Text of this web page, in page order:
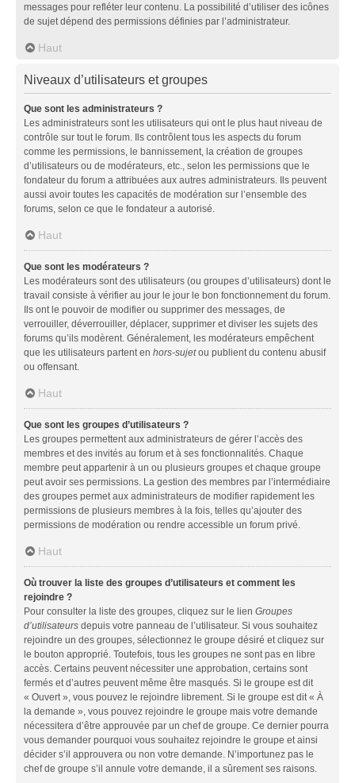
messages pour refléter leur contenu. La possibilité d’utiliser des icônes
de sujet dépend des permissions définies par l’administrateur.
Haut
Niveaux d’utilisateurs et groupes
Que sont les administrateurs ?
Les administrateurs sont les utilisateurs qui ont le plus haut niveau de
contrôle sur tout le forum. Ils contrôlent tous les aspects du forum
comme les permissions, le bannissement, la création de groupes
d’utilisateurs ou de modérateurs, etc., selon les permissions que le
fondateur du forum a attribuées aux autres administrateurs. Ils peuvent
aussi avoir toutes les capacités de modération sur l’ensemble des
forums, selon ce que le fondateur a autorisé.
Haut
Que sont les modérateurs ?
Les modérateurs sont des utilisateurs (ou groupes d’utilisateurs) dont le
travail consiste à vérifier au jour le jour le bon fonctionnement du forum.
Ils ont le pouvoir de modifier ou supprimer des messages, de
verrouiller, déverrouiller, déplacer, supprimer et diviser les sujets des
forums qu’ils modèrent. Généralement, les modérateurs empêchent
que les utilisateurs partent en hors-sujetou publient du contenu abusif
ou offensant.
Haut
Que sont les groupes d’utilisateurs ?
Les groupes permettent aux administrateurs de gérer l’accès des
membres et des invités au forum et à ses fonctionnalités. Chaque
membre peut appartenir à un ou plusieurs groupes et chaque groupe
peut avoir ses permissions. La gestion des membres par l’intermédiaire
des groupes permet aux administrateurs de modifier rapidement les
permissions de plusieurs membres à la fois, telles qu’ajouter des
permissions de modération ou rendre accessible un forum privé.
Haut
Où trouver la liste des groupes d’utilisateurs et comment les
rejoindre ?
Pour consulter la liste des groupes, cliquez sur le lien Groupes
d’utilisateurs depuis votre panneau de l’utilisateur. Si vous souhaitez
rejoindre un des groupes, sélectionnez le groupe désiré et cliquez sur
le bouton approprié. Toutefois, tous les groupes ne sont pas en libre
accès. Certains peuvent nécessiter une approbation, certains sont
fermés et d’autres peuvent même être masqués. Si le groupe est dit
« Ouvert », vous pouvez le rejoindre librement. Si le groupe est dit « À
la demande », vous pouvez rejoindre le groupe mais votre demande
nécessitera d’être approuvée par un chef de groupe. Ce dernier pourra
vous demander pourquoi vous souhaitez rejoindre le groupe et ainsi
décider s’il approuvera ou non votre demande. N’importunez pas le
chef de groupe s’il annule votre demande, il a sûrement ses raisons.